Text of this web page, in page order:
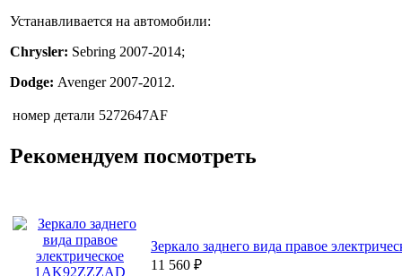
Устанавливается на автомобили:
Chrysler: Sebring 2007-2014;
Dodge: Avenger 2007-2012.
номер детали 5272647AF
Рекомендуем посмотреть
Зеркало заднего вида правое
11 560 ₽